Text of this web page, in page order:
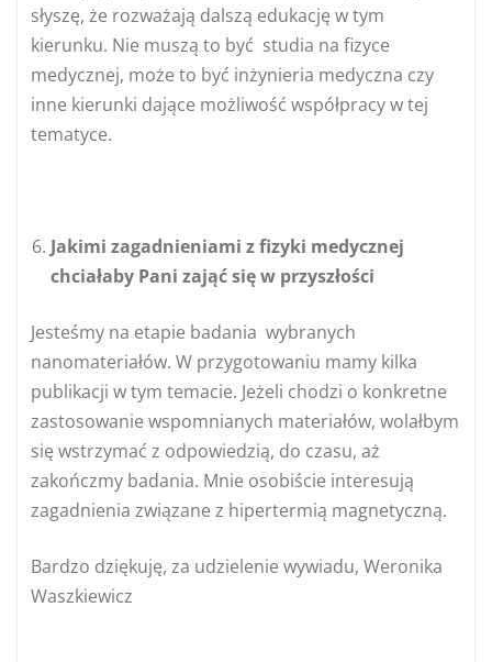
słyszę, że rozważają dalszą edukację w tym
kierunku. Nie muszą to być studia na fizyce
medycznej, może to być inżynieria medyczna czy
inne kierunki dające możliwość współpracy w tej
tematyce.
Jakimi zagadnieniami z fizyki medycznej
chciałaby Pani zająć się w przyszłości
Jesteśmy na etapie badania wybranych
nanomateriałów. W przygotowaniu mamy kilka
publikacji w tym temacie. Jeżeli chodzi o konkretne
zastosowanie wspomnianych materiałów, wolałbym
się wstrzymać z odpowiedzią, do czasu, aż
zakończmy badania. Mnie osobiście interesują
zagadnienia związane z hipertermią magnetyczną.
Bardzo dziękuję, za udzielenie wywiadu, Weronika
Waszkiewicz